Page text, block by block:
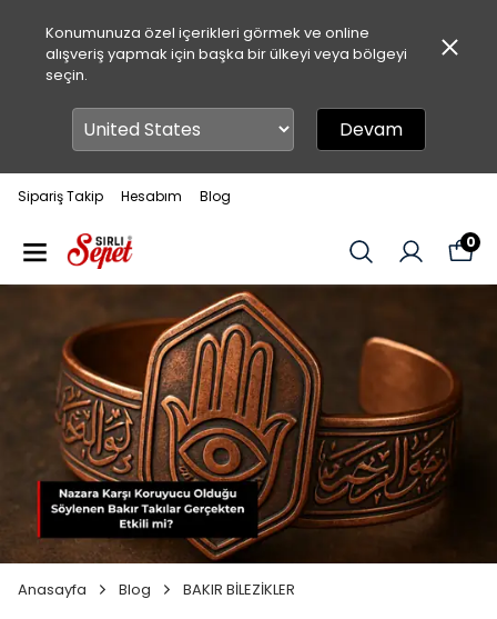
Konumunuza özel içerikleri görmek ve online
alışveriş yapmak için başka bir ülkeyi veya bölgeyi
seçin.
Devam
Sipariş Takip Hesabım Blog
0
Anasayfa Blog BAKIR BİLEZİKLER